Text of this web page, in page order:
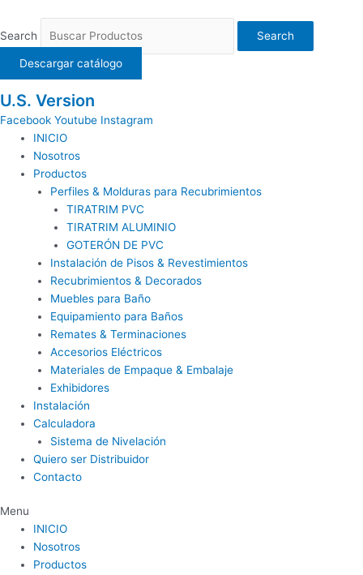
contenido
Search Search
Descargar catálogo
U.S. Version
Facebook Youtube Instagram
INICIO
Nosotros
Productos
Perfiles & Molduras para Recubrimientos
TIRATRIM PVC
TIRATRIM ALUMINIO
GOTERÓN DE PVC
Instalación de Pisos & Revestimientos
Recubrimientos & Decorados
Muebles para Baño
Equipamiento para Baños
Remates & Terminaciones
Accesorios Eléctricos
Materiales de Empaque & Embalaje
Exhibidores
Instalación
Calculadora
Sistema de Nivelación
Quiero ser Distribuidor
Contacto
Menu
INICIO
Nosotros
Productos